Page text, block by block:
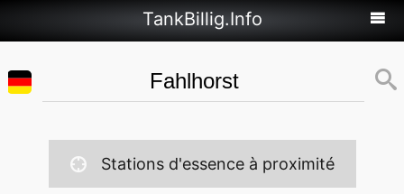
TankBillig.Info
Stations d'essence à proximité